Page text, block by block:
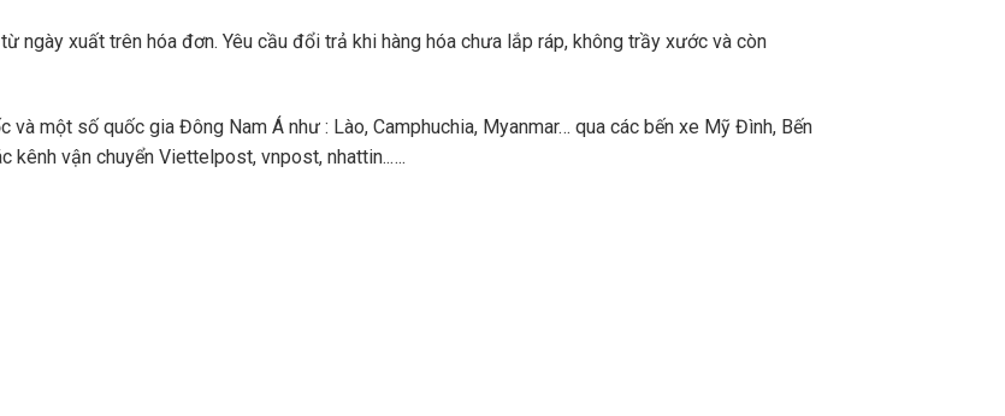
ngày xuất trên hóa đơn. Yêu cầu đổi trả khi hàng hóa chưa lắp ráp, không trầy xước và còn
và một số quốc gia Đông Nam Á như : Lào, Camphuchia, Myanmar… qua các bến xe Mỹ Đình, Bến
kênh vận chuyển Viettelpost, vnpost, nhattin..….